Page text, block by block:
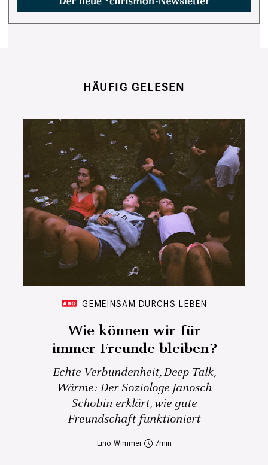
HÄUFIG GELESEN
GEMEINSAM DURCHS LEBEN
Wie können wir für
immer Freunde bleiben?
Echte Verbundenheit, Deep Talk,
Wärme: Der Soziologe Janosch
Schobin erklärt, wie gute
Freundschaft funktioniert
Lino Wimmer 7